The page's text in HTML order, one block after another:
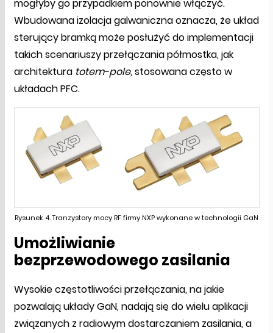
mogłyby go przypadkiem ponownie włączyć.
Wbudowana izolacja galwaniczna oznacza, że układ
sterujący bramką może posłużyć do implementacji
takich scenariuszy przełączania półmostka, jak
architektura totem-pole, stosowana często w
układach PFC.
Rysunek 4. Tranzystory mocy RF firmy NXP wykonane w technologii GaN
Umożliwianie
bezprzewodowego zasilania
Wysokie częstotliwości przełączania, na jakie
pozwalają układy GaN, nadają się do wielu aplikacji
związanych z radiowym dostarczaniem zasilania, a